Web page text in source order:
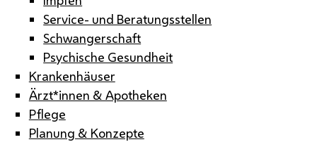
Service- und Beratungsstellen
Schwangerschaft
Psychische Gesundheit
Krankenhäuser
Ärzt*innen & Apotheken
Pflege
Planung & Konzepte